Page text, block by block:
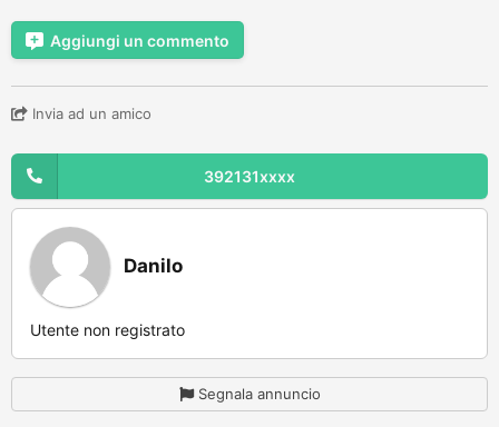
Aggiungi un commento
Invia ad un amico
392131xxxx
Danilo
Utente non registrato
Segnala annuncio